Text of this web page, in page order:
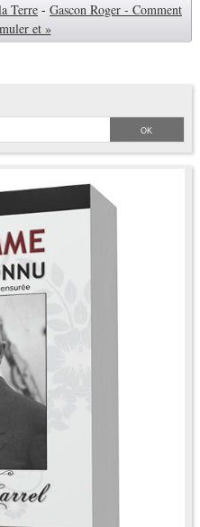
Terre - Gascon Roger - Comment
et »